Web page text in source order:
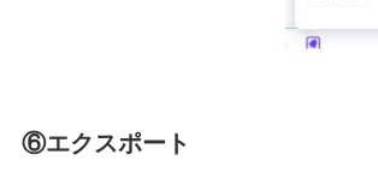
⑥エクスポート